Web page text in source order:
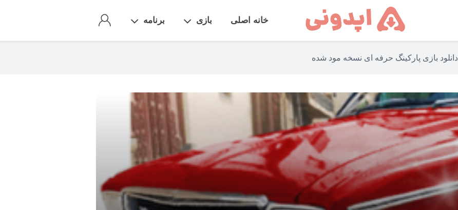
خانه اصلی بازی برنامه
دانلود بازی پارکینگ حرفه ای نسخه مود شده